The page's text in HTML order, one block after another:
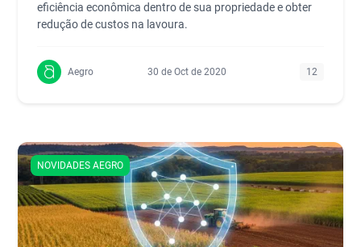
eficiência econômica dentro de sua propriedade e obter
redução de custos na lavoura.
Aegro 30 de Oct de 2020 12
NOVIDADES AEGRO